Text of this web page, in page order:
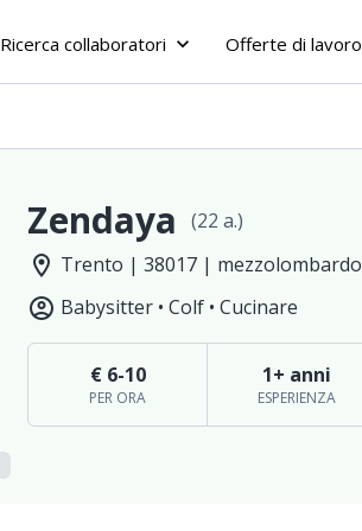
Ricerca collaboratori keyboard_arrow_down Offerte di lavoro
Zendaya (22 a.)
location_on Trento | 38017 | mezzolombardo
account_circle Babysitter • Colf • Cucinare
€ 6-10
PER ORA
1+ anni
ESPERIENZA